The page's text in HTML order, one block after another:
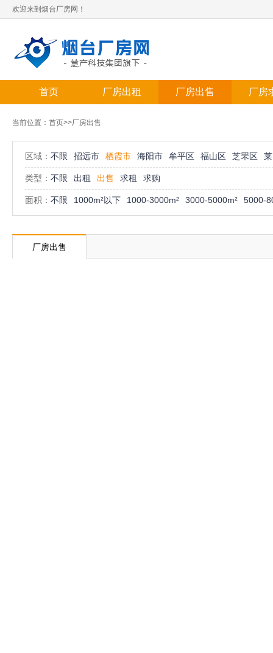
欢迎来到烟台厂房网！
首页 厂房出租 厂房出售 厂房
当前位置： 首页>>厂房出售
区域： 不限 招远市 栖霞市 海阳市 牟平区 福山区 芝罘区
类型： 不限 出租 出售 求租 求购
面积： 不限 1000m²以下 1000-3000m² 3000-5000m² 5000-
厂房出售